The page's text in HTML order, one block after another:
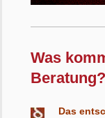
Was
Beratung?
Das